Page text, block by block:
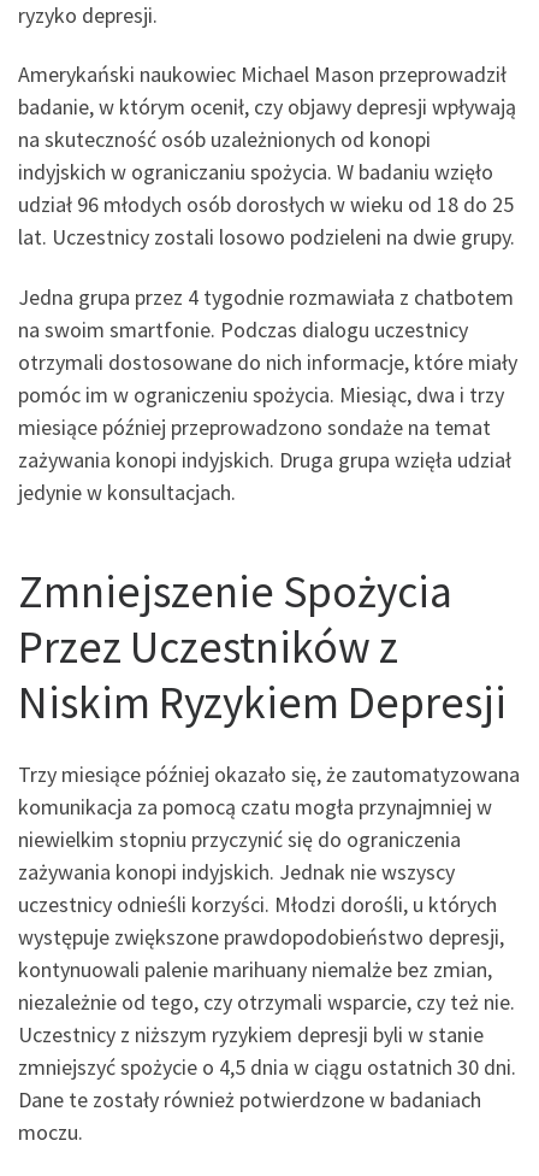
ryzyko depresji.
Amerykański naukowiec Michael Mason przeprowadził
badanie, w którym ocenił, czy objawy depresji wpływają
na skuteczność osób uzależnionych od konopi
indyjskich w ograniczaniu spożycia. W badaniu wzięło
udział 96 młodych osób dorosłych w wieku od 18 do 25
lat. Uczestnicy zostali losowo podzieleni na dwie grupy.
Jedna grupa przez 4 tygodnie rozmawiała z chatbotem
na swoim smartfonie. Podczas dialogu uczestnicy
otrzymali dostosowane do nich informacje, które miały
pomóc im w ograniczeniu spożycia. Miesiąc, dwa i trzy
miesiące później przeprowadzono sondaże na temat
zażywania konopi indyjskich. Druga grupa wzięła udział
jedynie w konsultacjach.
Zmniejszenie Spożycia
Przez Uczestników z
Niskim Ryzykiem Depresji
Trzy miesiące później okazało się, że zautomatyzowana
komunikacja za pomocą czatu mogła przynajmniej w
niewielkim stopniu przyczynić się do ograniczenia
zażywania konopi indyjskich. Jednak nie wszyscy
uczestnicy odnieśli korzyści. Młodzi dorośli, u których
występuje zwiększone prawdopodobieństwo depresji,
kontynuowali palenie marihuany niemalże bez zmian,
niezależnie od tego, czy otrzymali wsparcie, czy też nie.
Uczestnicy z niższym ryzykiem depresji byli w stanie
zmniejszyć spożycie o 4,5 dnia w ciągu ostatnich 30 dni.
Dane te zostały również potwierdzone w badaniach
moczu.